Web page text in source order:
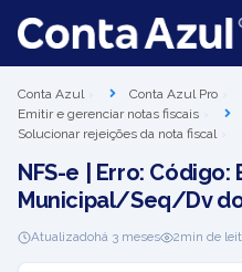
Conta Azul
Conta Azul Pro
Emitir e gerenciar notas fiscais
Solucionar rejeições da nota fiscal
NFS-e | Erro: Código:
Municipal/Seq/Dv
Atualizadohá 3 meses 2min de